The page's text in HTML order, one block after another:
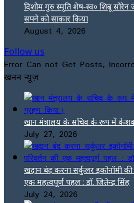
दिशोम गुरु स्मृति शेष-स्व० शिबू
सपने को साकार किया
August 4, 2026
Follow us
Error Can not Get Posts,
खनन न्यूज़
खान मंत्रालय के सचिव के रूप में केशव
July 27, 2026
खदान बंद करना सर्कुलर इकोनॉमी की
एक महत्वपूर्ण पहल : डॉ. जितेन्द्र सिंह
July 24, 2026